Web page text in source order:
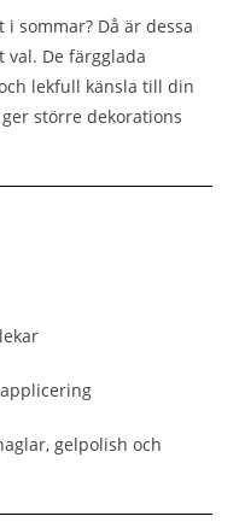
sommar? Då är dessa
De färgglada
lekfull känsla till din
större dekorations
gelpolish och